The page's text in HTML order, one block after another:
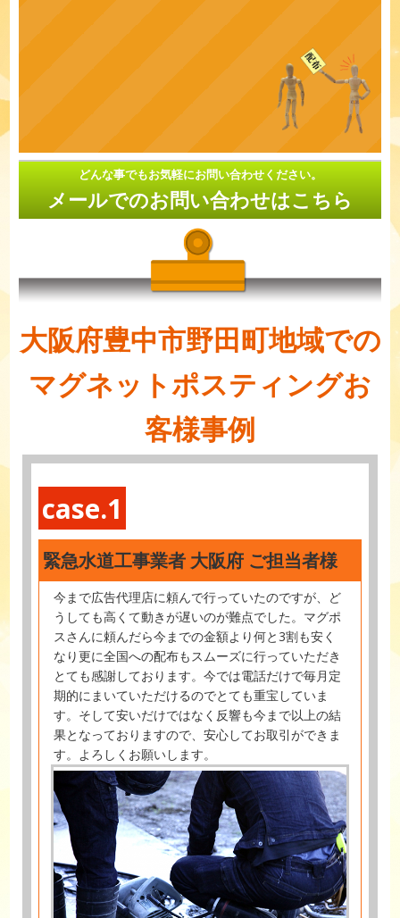
どんな事でもお気軽にお問い合わせください。
メールでのお問い合わせはこちら
大阪府豊中市野田町地域での
マグネットポスティングお
客様事例
case.1
緊急水道工事業者 大阪府 ご担当者様
今まで広告代理店に頼んで行っていたのですが、ど
うしても高くて動きが遅いのが難点でした。マグポ
スさんに頼んだら今までの金額より何と3割も安く
なり更に全国への配布もスムーズに行っていただき
とても感謝しております。今では電話だけで毎月定
期的にまいていただけるのでとても重宝していま
す。そして安いだけではなく反響も今まで以上の結
果となっておりますので、安心してお取引ができま
す。よろしくお願いします。